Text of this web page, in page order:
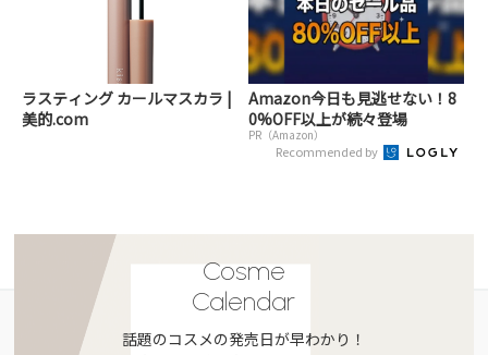
ラスティング カールマスカラ |
美的.com
Amazon今日も見逃せない！8
0%OFF以上が続々登場
PR（Amazon）
Recommended by
Cosme
Calendar
話題のコスメの発売日が早わかり！